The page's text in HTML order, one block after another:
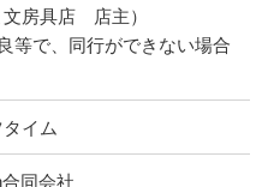
房具店 店主）
等で、同行ができない場合
イム
同会社